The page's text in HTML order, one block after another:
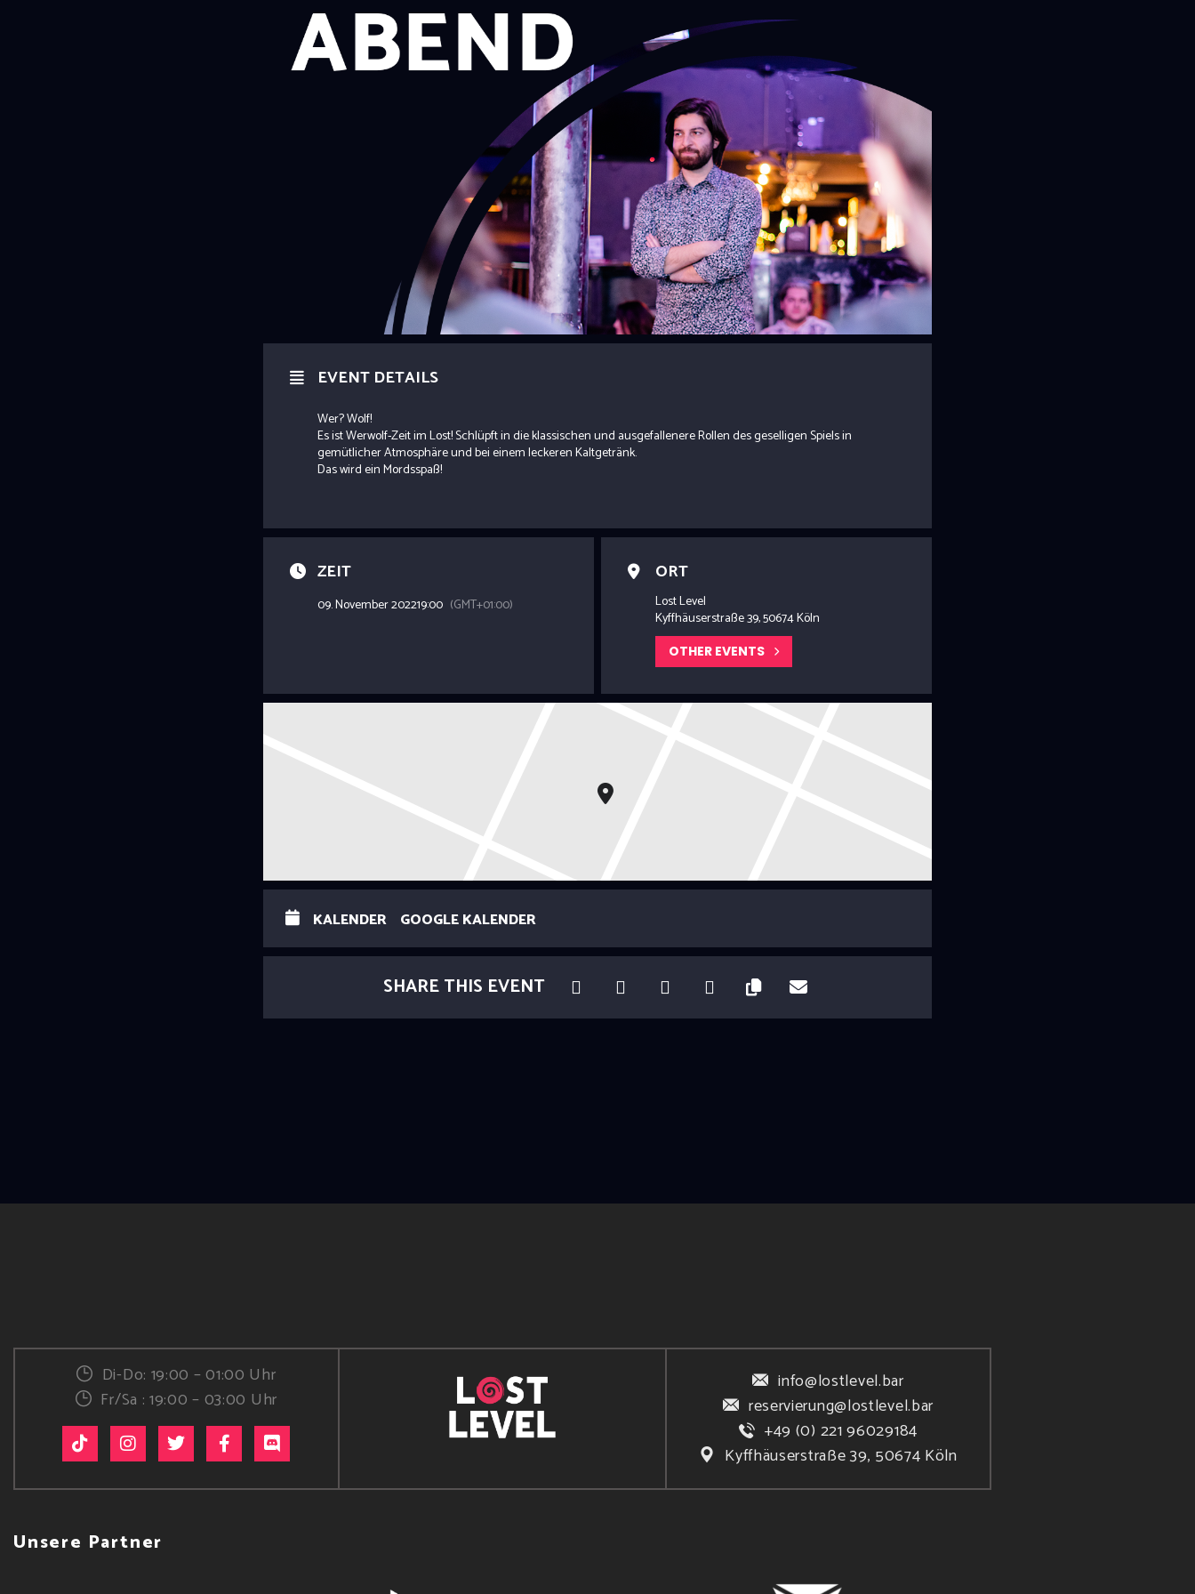
EVENT DETAILS
Wer? Wolf!
Es ist Werwolf-Zeit im Lost! Schlüpft in die klassischen und ausgefallenere Rollen des geselligen Spiels in
gemütlicher Atmosphäre und bei einem leckeren Kaltgetränk.
Das wird ein Mordsspaß!
ZEIT
09. November 202219:00 (GMT+01:00)
ORT
Lost Level
Kyffhäuserstraße 39, 50674 Köln
OTHER EVENTS
KALENDER GOOGLE KALENDER
SHARE THIS EVENT
Di-Do: 19:00 – 01:00 Uhr
Fr/Sa : 19:00 – 03:00 Uhr
info@lostlevel.bar
reservierung@lostlevel.bar
+49 (0) 221 96029184
Kyffhäuserstraße 39, 50674 Köln
Unsere Partner